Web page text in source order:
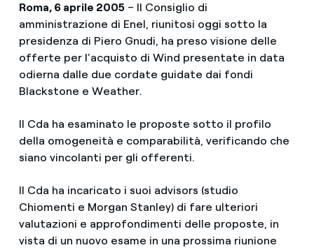
Roma, 6 aprile 2005 – Il Consiglio di
amministrazione di Enel, riunitosi oggi sotto la
presidenza di Piero Gnudi, ha preso visione delle
offerte per l’acquisto di Wind presentate in data
odierna dalle due cordate guidate dai fondi
Blackstone e Weather.
Il Cda ha esaminato le proposte sotto il profilo
della omogeneità e comparabilità, verificando che
siano vincolanti per gli offerenti.
Il Cda ha incaricato i suoi advisors (studio
Chiomenti e Morgan Stanley) di fare ulteriori
valutazioni e approfondimenti delle proposte, in
vista di un nuovo esame in una prossima riunione